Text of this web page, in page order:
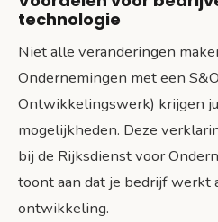
technologie
Niet alle veranderingen
Ondernemingen met een
Ontwikkelingswerk) krijgen
mogelijkheden. Deze
bij de Rijksdienst voor
toont aan dat je bedrijf werkt
ontwikkeling.